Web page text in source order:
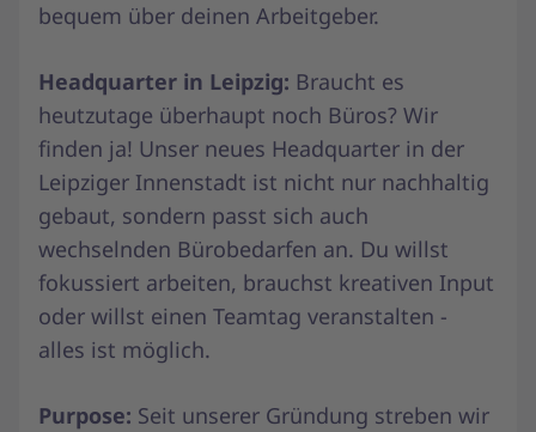
bequem über deinen Arbeitgeber.
Headquarter in Leipzig: Braucht es
heutzutage überhaupt noch Büros? Wir
finden ja! Unser neues Headquarter in der
Leipziger Innenstadt ist nicht nur nachhaltig
gebaut, sondern passt sich auch
wechselnden Bürobedarfen an. Du willst
fokussiert arbeiten, brauchst kreativen Input
oder willst einen Teamtag veranstalten -
alles ist möglich.
Purpose: Seit unserer Gründung streben wir